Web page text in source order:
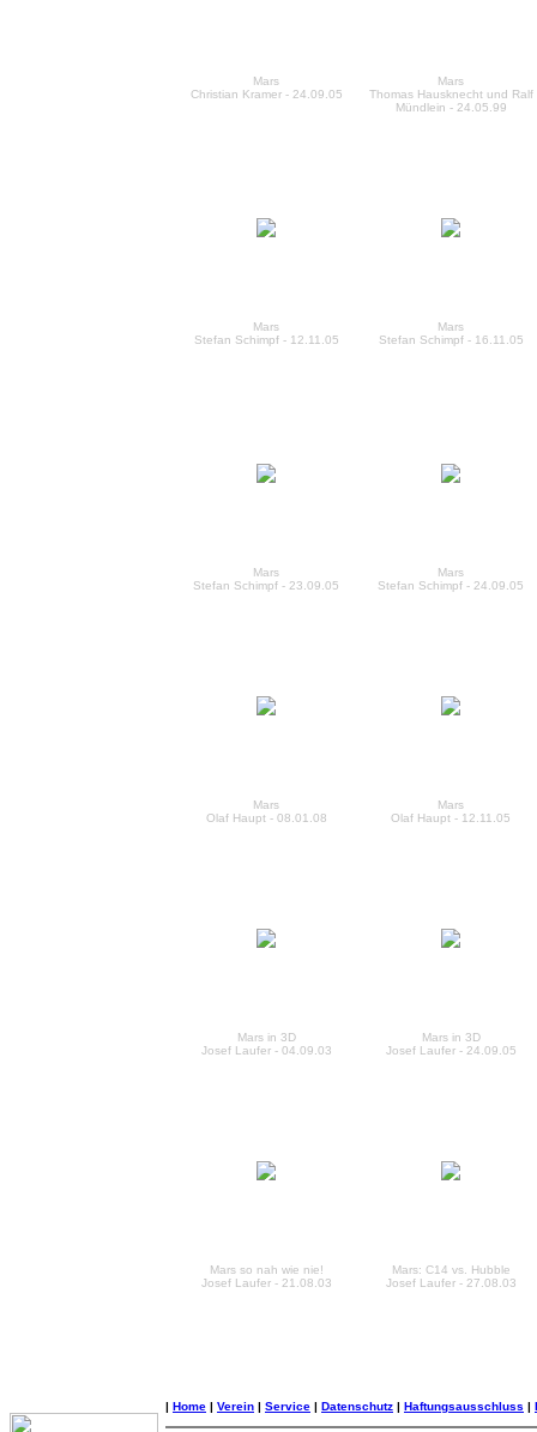
Mars
Christian Kramer - 24.09.05
Mars
Thomas Hausknecht und Ralf
Mündlein - 24.05.99
Mars
Stefan Schimpf - 12.11.05
Mars
Stefan Schimpf - 16.11.05
Mars
Stefan Schimpf - 23.09.05
Mars
Stefan Schimpf - 24.09.05
Mars
Olaf Haupt - 08.01.08
Mars
Olaf Haupt - 12.11.05
Mars in 3D
Josef Laufer - 04.09.03
Mars in 3D
Josef Laufer - 24.09.05
Mars so nah wie nie!
Josef Laufer - 21.08.03
Mars: C14 vs. Hubble
Josef Laufer - 27.08.03
| Home | Verein | Service | Datenschutz | Haftungsausschluss |